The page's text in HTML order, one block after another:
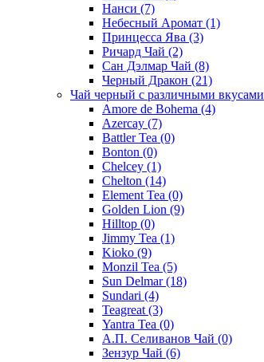
Нанси (7)
Небесный Аромат (1)
Принцесса Ява (3)
Ричард Чай (2)
Сан Дэлмар Чай (8)
Черный Дракон (21)
Чай черный с различными вкусами
Amore de Bohema (4)
Azercay (7)
Battler Tea (0)
Bonton (0)
Chelcey (1)
Chelton (14)
Element Tea (0)
Golden Lion (9)
Hilltop (0)
Jimmy Tea (1)
Kioko (9)
Monzil Tea (5)
Sun Delmar(18)
Sundari (4)
Teagreat (3)
Yantra Tea (0)
А.П. Селиванов Чай (0)
Зензур Чай (6)